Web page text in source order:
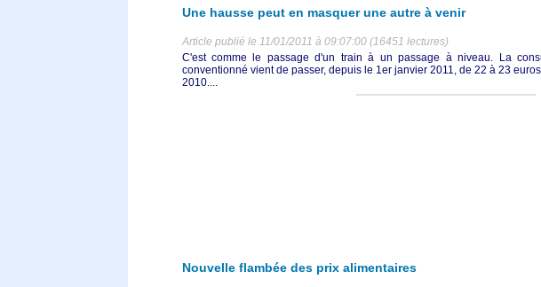
Une hausse peut en masquer une autre à venir
Article publié le 11/01/2011 à 09:07:00 (16451 lectures)
C'est comme le passage d'un train à un passage à niveau. La
conventionné vient de passer, depuis le 1er janvier 2011, de 22 à 23
2010....
Nouvelle flambée des prix alimentaires